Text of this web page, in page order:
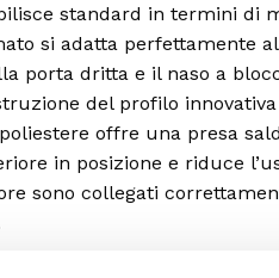
standard in termini di
si adatta perfettamente
porta dritta e il naso a
del profilo
offre una presa
in posizione e riduce
sono collegati